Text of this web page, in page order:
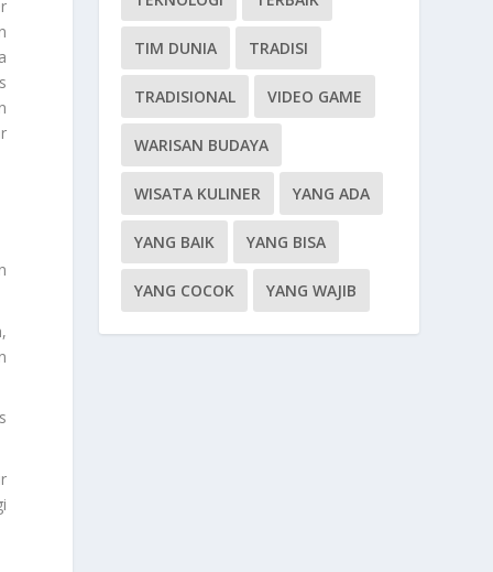
TIM DUNIA TRADISI
TRADISIONAL VIDEO GAME
WARISAN BUDAYA
WISATA KULINER YANG ADA
YANG BAIK YANG BISA
YANG COCOK YANG WAJIB